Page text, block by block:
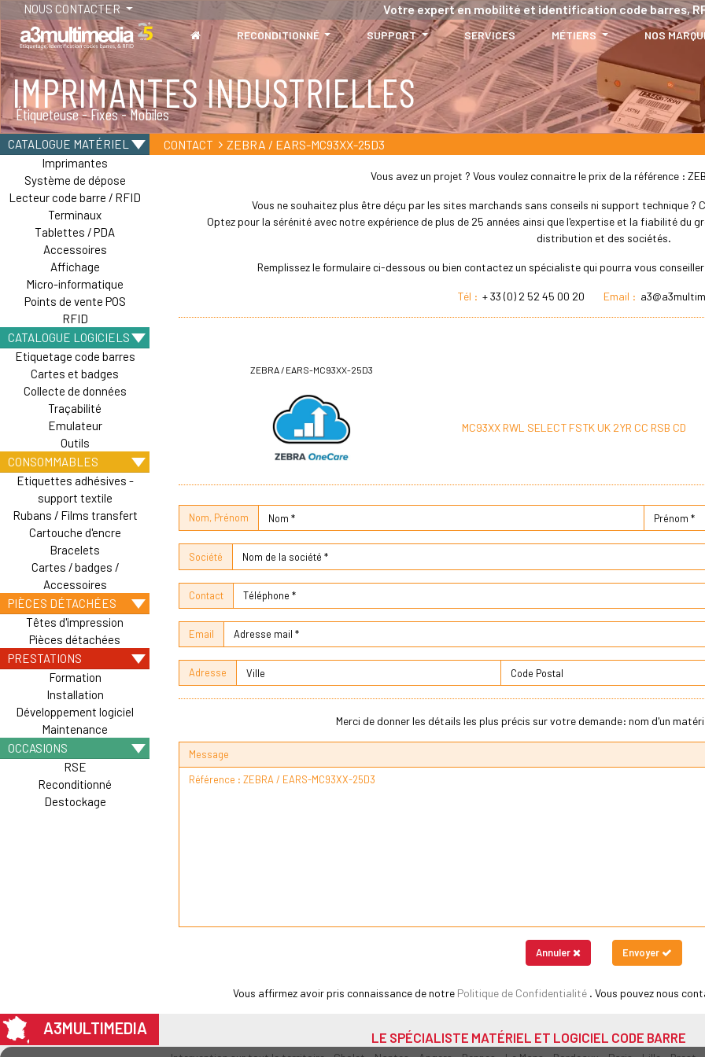
NOUS CONTACTER Votre expert en mobilité et identification code barres,
RECONDITIONNÉ SUPPORT SERVICES MÉTIERS NOS
IMPRIMANTES INDUSTRIELLES
Étiqueteuse - Fixes - Mobiles
CATALOGUE MATÉRIEL
Imprimantes
Système de dépose
Lecteur code barre / RFID
Terminaux
Tablettes / PDA
Accessoires
Affichage
Micro-informatique
Points de vente POS
RFID
CATALOGUE LOGICIELS
Etiquetage code barres
Cartes et badges
Collecte de données
Traçabilité
Emulateur
Outils
CONSOMMABLES
Etiquettes adhésives -
support textile
Rubans / Films transfert
Cartouche d'encre
Bracelets
Cartes / badges /
Accessoires
PIÈCES DÉTACHÉES
Têtes d'impression
Pièces détachées
PRESTATIONS
Formation
Installation
Développement logiciel
Maintenance
OCCASIONS
RSE
Reconditionné
Destockage
CONTACT ZEBRA / EARS-MC93XX-25D3
Vous avez un projet ? Vous voulez connaitre le prix de la référence :
Vous ne souhaitez plus être déçu par les sites marchands sans conseils ni support technique ?
Optez pour la sérénité avec notre expérience de plus de 25 années ainsi que l'expertise et la fiabilité du
distribution et des sociétés.
Remplissez le formulaire ci-dessous ou bien contactez un spécialiste qui pourra vous
Tél : + 33 (0) 2 52 45 00 20 Email :
ZEBRA / EARS-MC93XX-25D3
MC93XX RWL SELECT FSTK UK 2YR CC RSB CD
Nom, Prénom
Société
Contact
Email
Adresse
Merci de donner les détails les plus précis sur votre demande: nom d'un
Message
Annuler Envoyer
Vous affirmez avoir pris connaissance de notre Politique de Confidentialité . Vous pouvez nous
A3MULTIMEDIA LE SPÉCIALISTE MATÉRIEL ET LOGICIEL CODE BARRE